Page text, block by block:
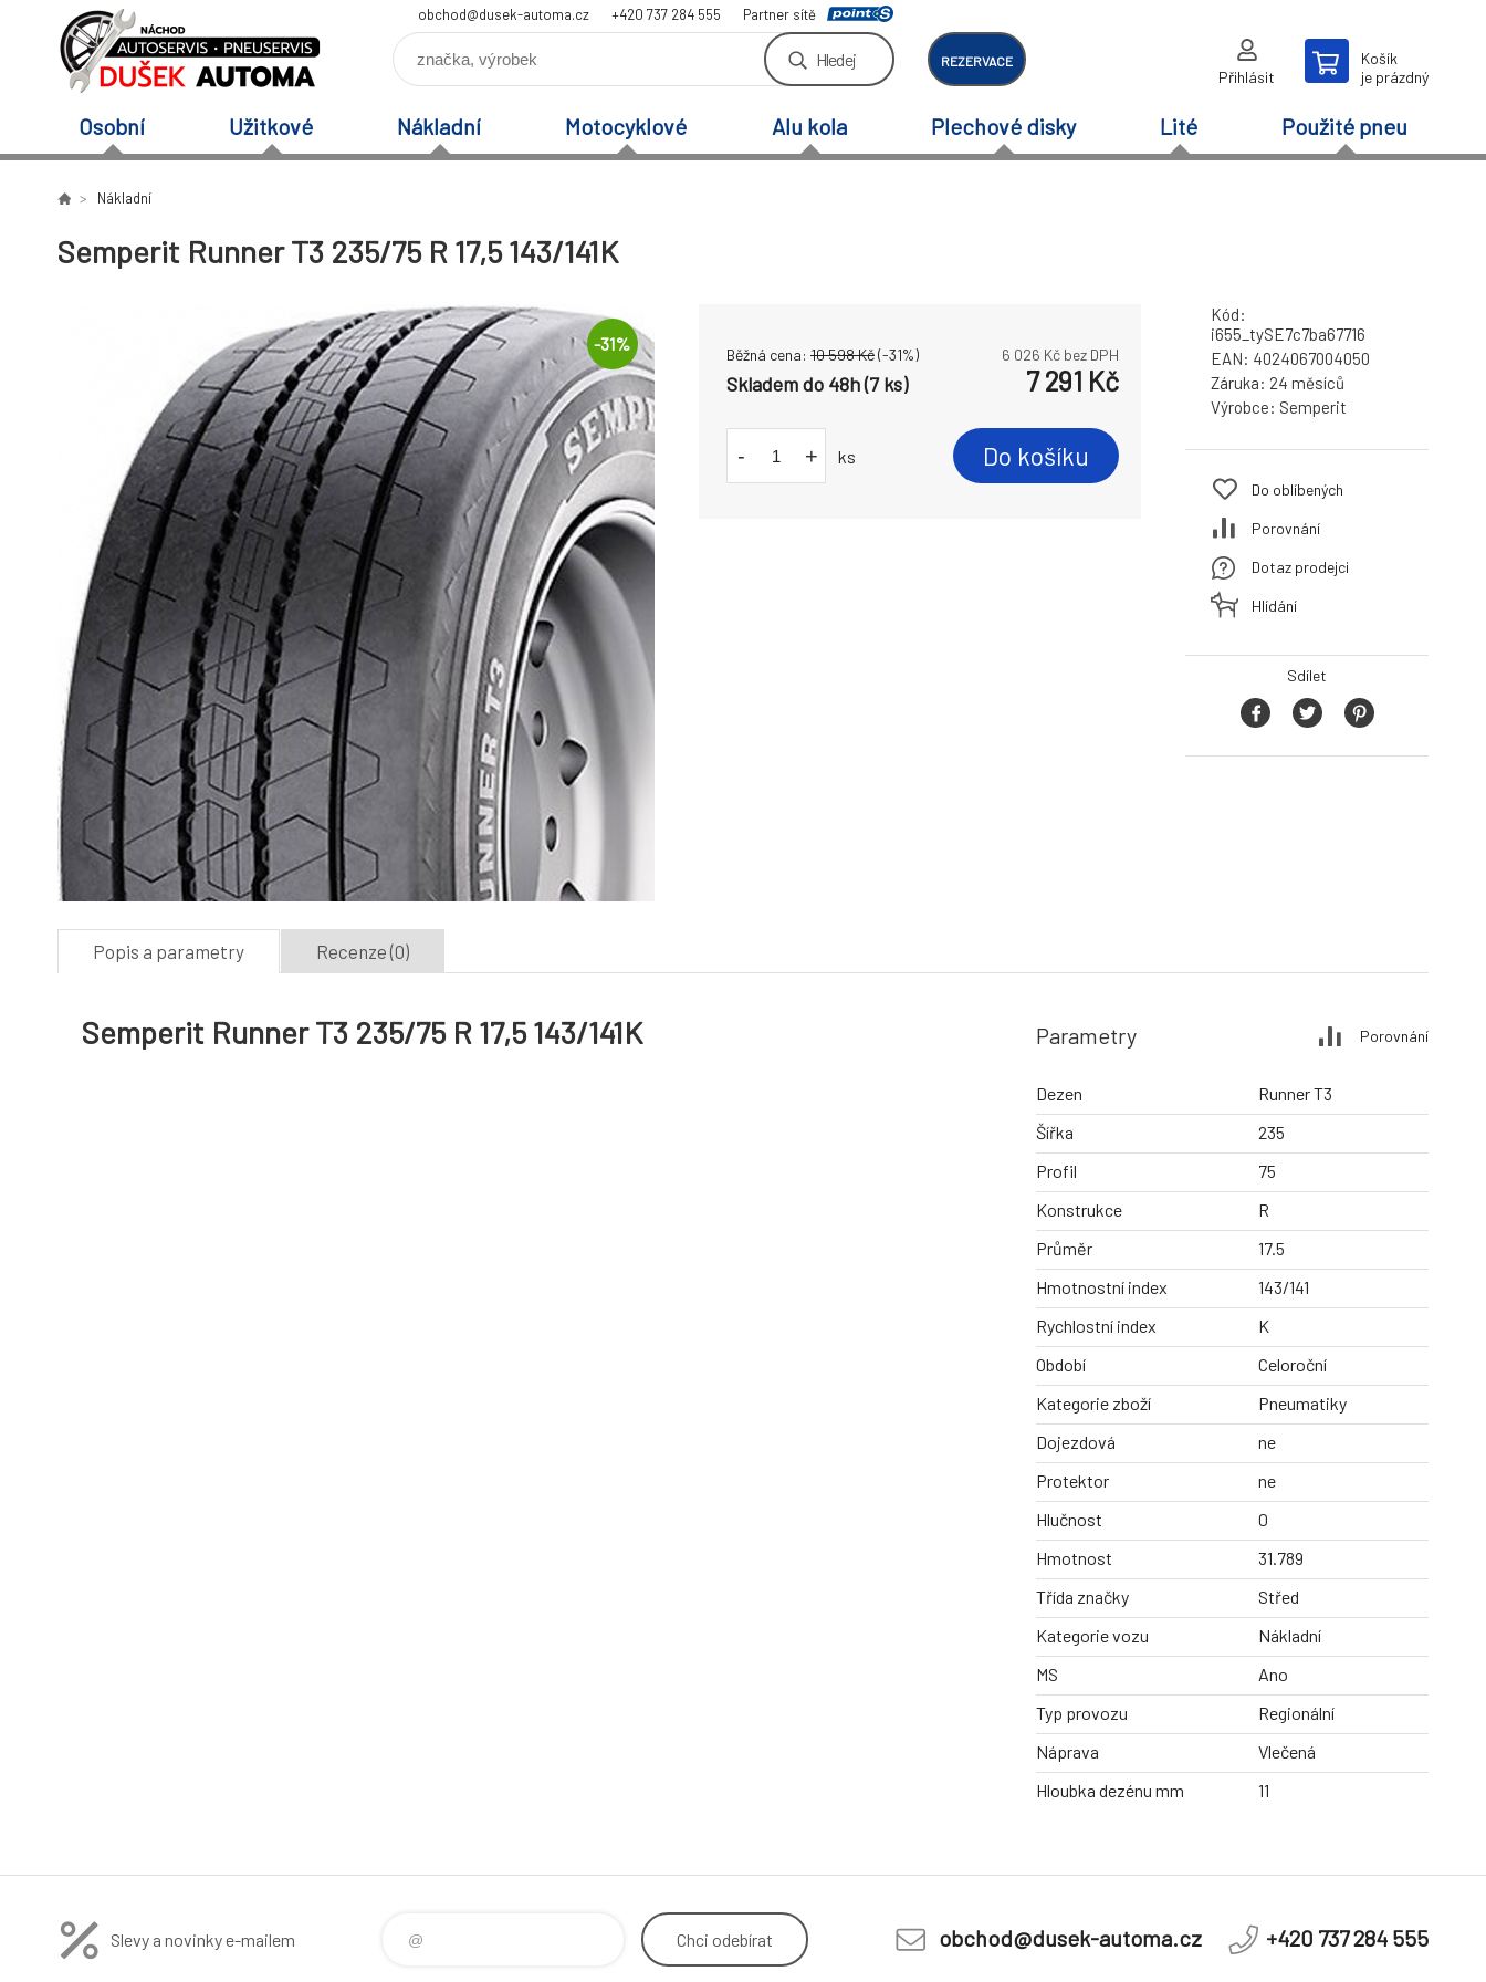
obchod@dusek-automa.cz +420 737 284 555 Partner sítě
Hledej REZERVACE
Přihlásit
Košík
je prázdný
Osobní Užitkové Nákladní Motocyklové Alu kola Plechové disky Lité Použité pneu
Nákladní
Semperit Runner T3 235/75 R 17,5 143/141K
-31%
Běžná cena: 10 598Kč(-31%) 6 026 Kč bez DPH
Skladem do 48h (7 ks) 7 291 Kč
- + ks Do košíku
Kód:
i655_tySE7c7ba67716
EAN: 4024067004050
Záruka: 24 měsíců
Výrobce: Semperit
Do oblíbených
Porovnání
Dotaz prodejci
Hlídání
Sdílet
Popis a parametry Recenze (0)
Semperit Runner T3 235/75 R 17,5 143/141K Parametry Porovnání
Dezen
Runner T3
Šířka
235
Profil
75
Konstrukce
R
Průměr
17.5
Hmotnostní index
143/141
Rychlostní index
K
Období
Celoroční
Kategorie zboží
Pneumatiky
Dojezdová
ne
Protektor
ne
Hlučnost
0
Hmotnost
31.789
Třída značky
Střed
Kategorie vozu
Nákladní
MS
Ano
Typ provozu
Regionální
Náprava
Vlečená
Hloubka dezénu mm
11
Slevy a novinky e-mailem Chci odebírat obchod@dusek-automa.cz +420 737 284 555